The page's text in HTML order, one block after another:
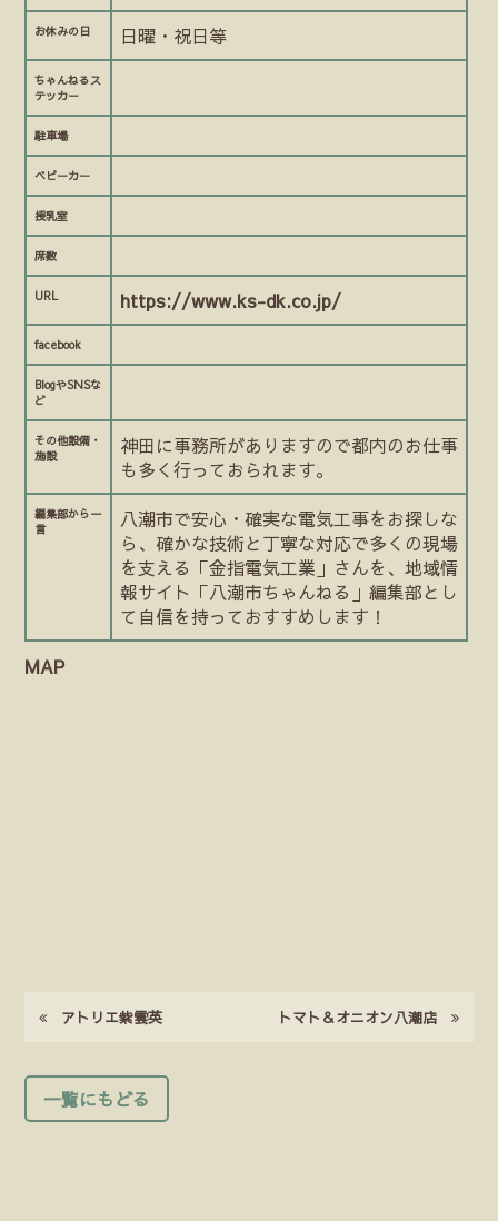
お休みの日 日曜・祝日等
ちゃんねるス
テッカー
駐車場
ベビーカー
授乳室
席数
URL https://www.ks-dk.co.jp/
facebook
BlogやSNSな
ど
その他設備・
施設
神田に事務所がありますので都内のお仕事
も多く行っておられます。
編集部から一
言
八潮市で安心・確実な電気工事をお探しな
ら、確かな技術と丁寧な対応で多くの現場
を支える「金指電気工業」さんを、地域情
報サイト「八潮市ちゃんねる」編集部とし
て自信を持っておすすめします！
MAP
アトリエ紫雲英 トマト＆オニオン八潮店
一覧にもどる